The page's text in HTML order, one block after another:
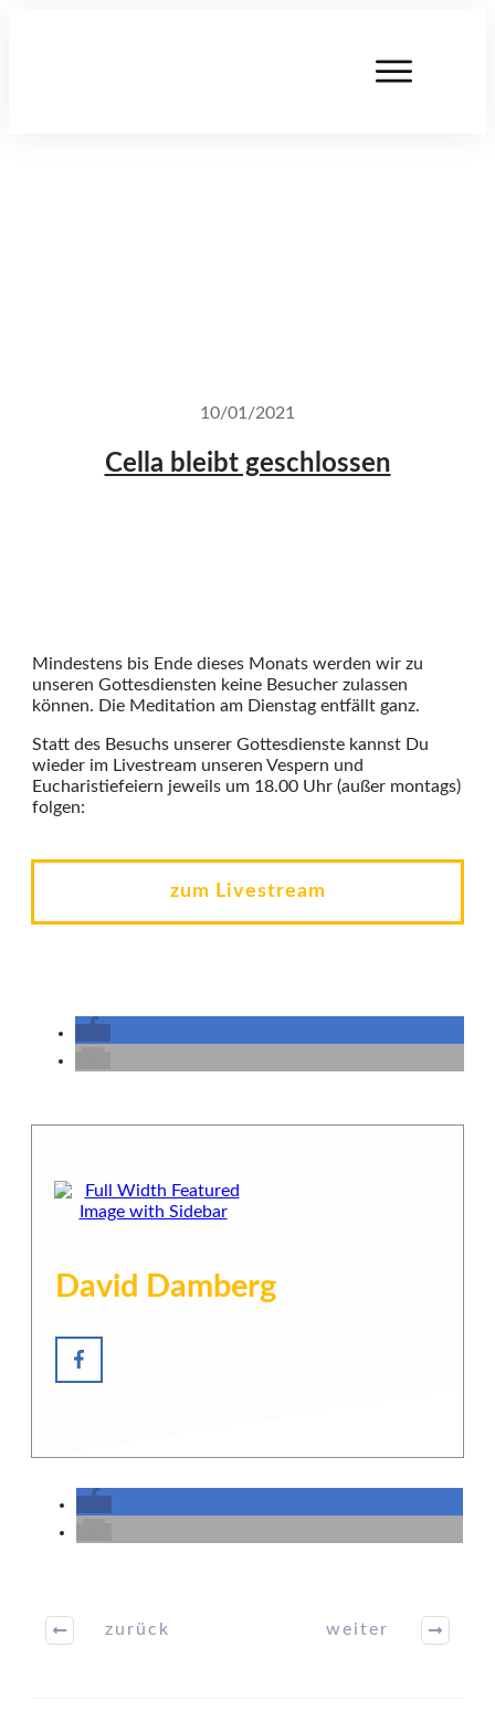
10/01/2021
Cella bleibt geschlossen
Mindestens bis Ende dieses Monats werden wir zu
unseren Gottesdiensten keine Besucher zulassen
können. Die Meditation am Dienstag entfällt ganz.
Statt des Besuchs unserer Gottesdienste kannst Du
wieder im Livestream unseren Vespern und
Eucharistiefeiern jeweils um 18.00 Uhr (außer montags)
folgen:
zum Livestream
David Damberg
zurück weiter